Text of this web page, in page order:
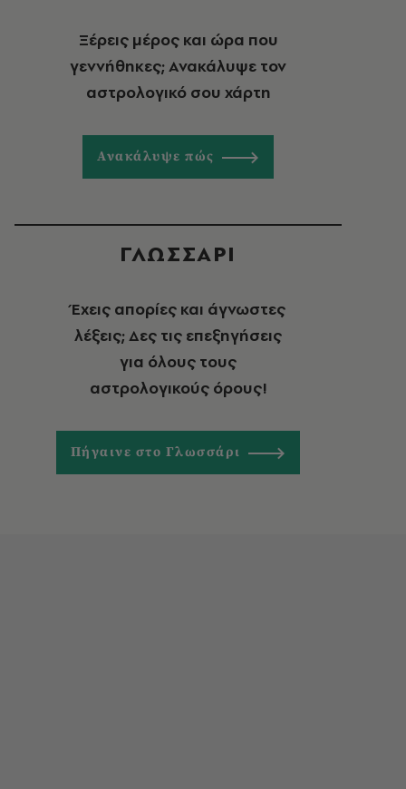
Ξέρεις μέρος και ώρα που
γεννήθηκες; Ανακάλυψε τον
αστρολογικό σου χάρτη
Ανακάλυψε πώς
ΓΛΩΣΣΑΡΙ
Έχεις απορίες και άγνωστες
λέξεις; Δες τις επεξηγήσεις
για όλους τους
αστρολογικούς όρους!
Πήγαινε στο Γλωσσάρι